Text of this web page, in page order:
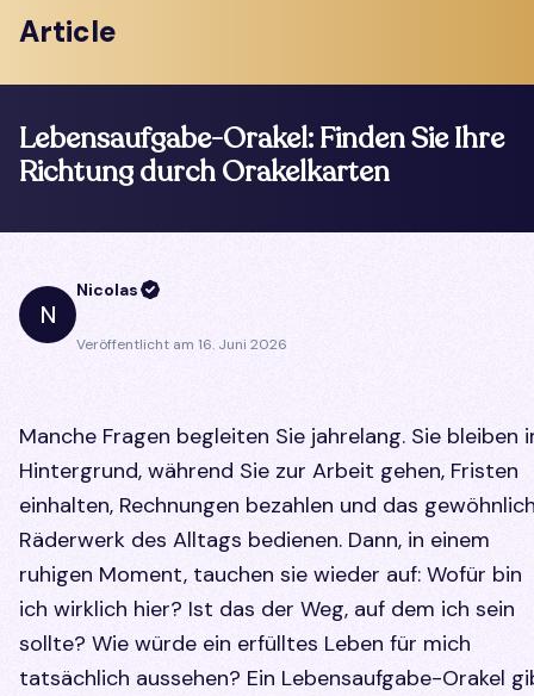
Article
Lebensaufgabe-Orakel: Finden Sie Ihre
Richtung durch Orakelkarten
N
Nicolas
Veröffentlicht am 16. Juni 2026
Manche Fragen begleiten Sie jahrelang. Sie bleiben
Hintergrund, während Sie zur Arbeit gehen, Fristen
einhalten, Rechnungen bezahlen und das
Räderwerk des Alltags bedienen. Dann, in einem
ruhigen Moment, tauchen sie wieder auf: Wofür bin
ich wirklich hier? Ist das der Weg, auf dem ich sein
sollte? Wie würde ein erfülltes Leben für mich
tatsächlich aussehen? Ein Lebensaufgabe-Orakel